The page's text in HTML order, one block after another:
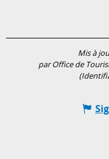
Mis à
par Office de